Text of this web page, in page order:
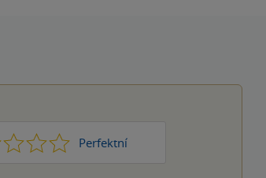
4 Perfektní
5